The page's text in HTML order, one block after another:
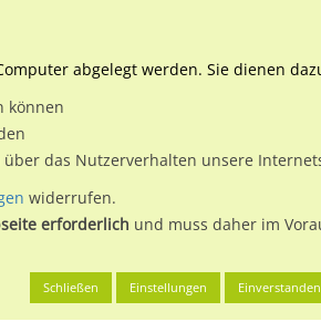
Plakatwerbung
Ostpreußenstr. 66 SB-Zentralmarkt
abgelegt werden. Sie dienen
können
das Nutzerverhalten unsere
widerrufen.
erforderlich und muss daher im
Schließen Einstellungen Einverstanden